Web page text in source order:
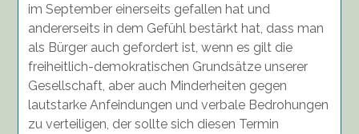
22.02.2020
im September einerseits gefallen hat und
andererseits in dem Gefühl bestärkt hat, dass man
als Bürger auch gefordert ist, wenn es gilt die
freiheitlich-demokratischen Grundsätze unserer
Gesellschaft, aber auch Minderheiten gegen
lautstarke Anfeindungen und verbale Bedrohungen
zu verteiligen, der sollte sich diesen Termin